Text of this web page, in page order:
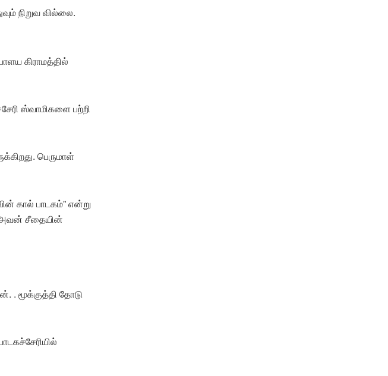
நிறுவ வில்லை.
கிராமத்தில்
ஸ்வாமிகளை பற்றி
பெருமாள்
கால் பாடகம்” என்று
அவன் சீதையின்
. மூக்குத்தி தோடு